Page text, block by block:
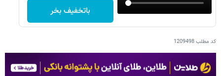
باتخفیف بخر
کد مطلب1209498